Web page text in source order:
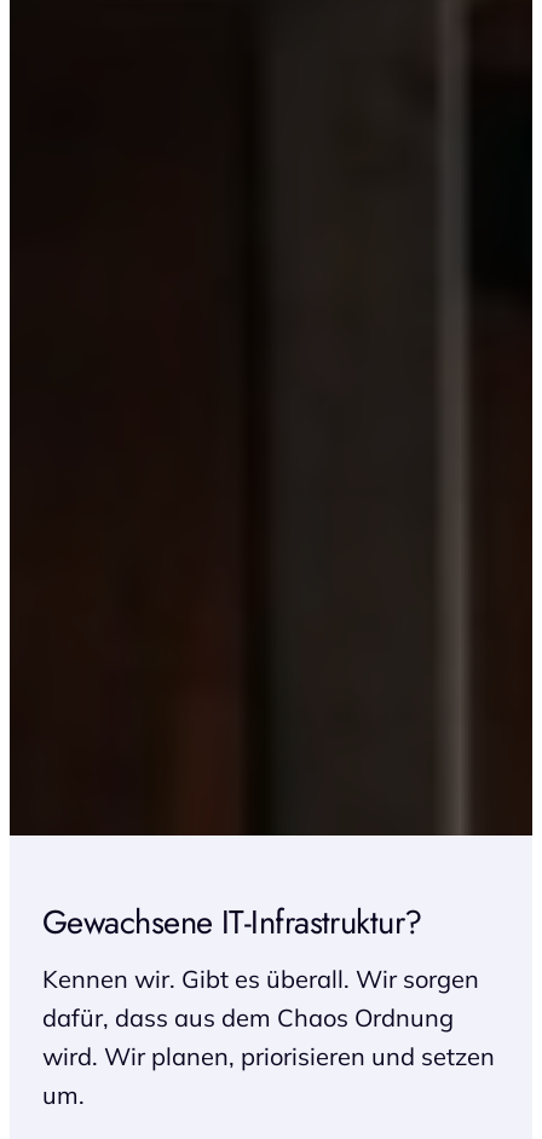
Gewachsene IT-Infrastruktur?
Kennen wir. Gibt es überall. Wir sorgen
dafür, dass aus dem Chaos Ordnung
wird. Wir planen, priorisieren und setzen
um.